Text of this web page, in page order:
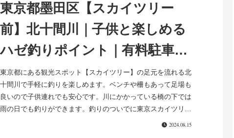
東京都墨田区【スカイツリー
前】北十間川｜子供と楽しめる
ハゼ釣りポイント｜有料駐車場
あり
東京都にある観光スポット【スカイツリー】の足元を流れる北
十間川で手軽に釣りを楽しめます。ベンチや柵もあって足場も
良いので子供連れでも安心です。川にかかっている橋の下では
雨の日でも釣りができます。釣りのついでに東京スカイツリー
2024.08.15